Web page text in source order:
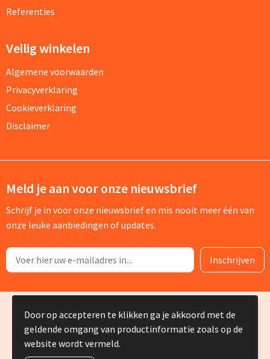
Referenties
Veilig winkelen
Algemene voorwaarden
Privacyverklaring
Cookieverklaring
Disclaimer
Meld je aan voor onze nieuwsbrief
Schrijf je in voor onze nieuwsbrief en mis nooit meer één van
onze leuke aanbiedingen of updates.
© Copyright Silvia Bruin reclame-advies 2025
Door op accepteren te klikken ga je akkoord met de
geldende omgang van productinformatie zoals op de
website wordt vermeld.